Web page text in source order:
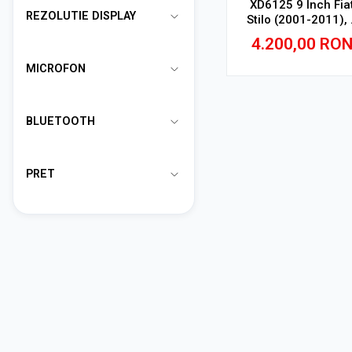
REZOLUTIE DISPLAY
MICROFON
BLUETOOTH
PRET
XD6125 9 Inch
Stilo (2001-2011),
GB, 256 GB, QLED 2K
4.200,00 RON